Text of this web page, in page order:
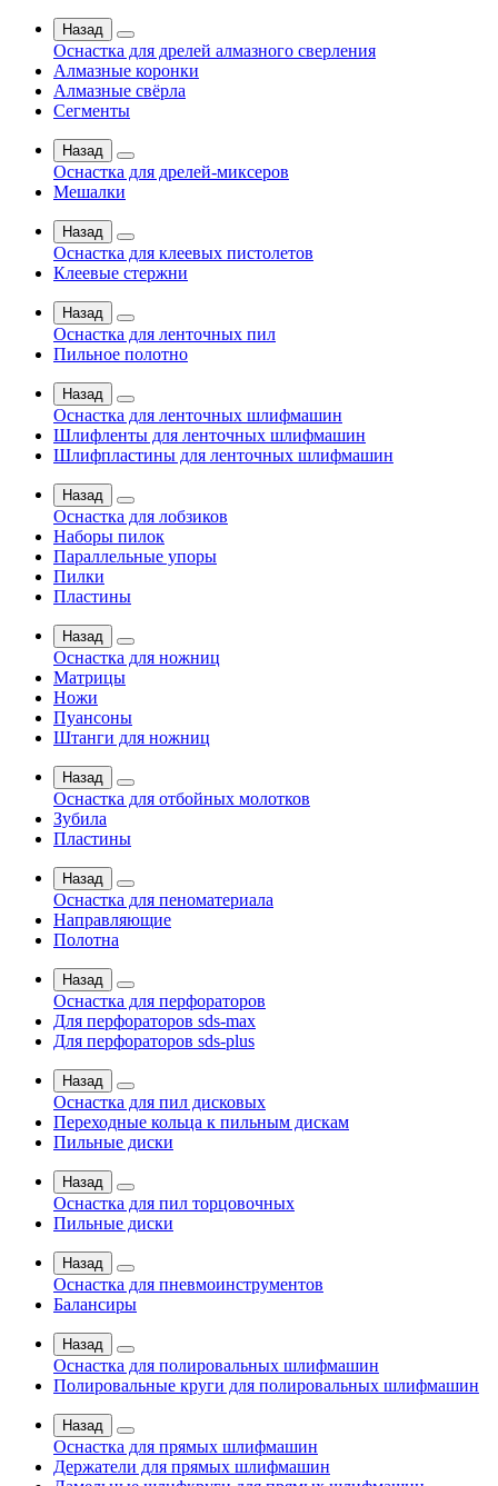
Назад
Оснастка для дрелей алмазного сверления
Алмазные коронки
Алмазные свёрла
Сегменты
Назад
Оснастка для дрелей-миксеров
Мешалки
Назад
Оснастка для клеевых пистолетов
Клеевые стержни
Назад
Оснастка для ленточных пил
Пильное полотно
Назад
Оснастка для ленточных шлифмашин
Шлифленты для ленточных шлифмашин
Шлифпластины для ленточных шлифмашин
Назад
Оснастка для лобзиков
Наборы пилок
Параллельные упоры
Пилки
Пластины
Назад
Оснастка для ножниц
Матрицы
Ножи
Пуансоны
Штанги для ножниц
Назад
Оснастка для отбойных молотков
Зубила
Пластины
Назад
Оснастка для пеноматериала
Направляющие
Полотна
Назад
Оснастка для перфораторов
Для перфораторов sds-max
Для перфораторов sds-plus
Назад
Оснастка для пил дисковых
Переходные кольца к пильным дискам
Пильные диски
Назад
Оснастка для пил торцовочных
Пильные диски
Назад
Оснастка для пневмоинструментов
Балансиры
Назад
Оснастка для полировальных шлифмашин
Полировальные круги для полировальных шлифмашин
Назад
Оснастка для прямых шлифмашин
Держатели для прямых шлифмашин